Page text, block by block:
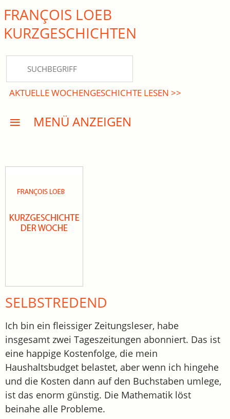
close Submenü
KURZGESCHICHTEN
DREISATZROMANE
PRESSE
FRANÇOIS LOEB
KURZ­GESCHICHTEN
AKTUELLE WOCHENGESCHICHTE LESEN >>
MENÜ ANZEIGEN
SELBSTREDEND
Ich bin ein fleissiger Zeitungsleser, habe
insgesamt zwei Tageszeitungen abonniert. Das ist
eine happige Kostenfolge, die mein
Haushaltsbudget belastet, aber wenn ich hingehe
und die Kosten dann auf den Buchstaben umlege,
ist das enorm günstig. Die Mathematik löst
beinahe alle Probleme.